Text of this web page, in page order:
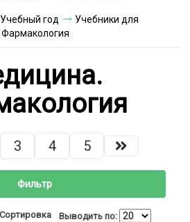
доставки
Контакты
и скидки
Учебный год
Учебники для
3 4 5
Фильтр
Сортировка Выводить по: